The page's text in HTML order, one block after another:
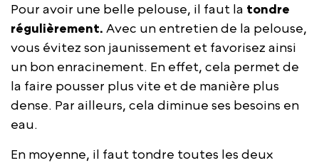
Pour avoir une belle pelouse, il faut la tondre
régulièrement. Avec un entretien de la pelouse,
vous évitez son jaunissement et favorisez ainsi
un bon enracinement. En effet, cela permet de
la faire pousser plus vite et de manière plus
dense. Par ailleurs, cela diminue ses besoins en
eau.
En moyenne, il faut tondre toutes les deux